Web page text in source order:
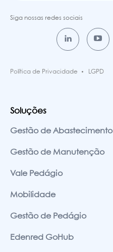
Siga nossas redes sociais
Política de Privacidade LGPD
Soluções
Gestão de Abastecimento
Gestão de Manutenção
Vale Pedágio
Mobilidade
Gestão de Pedágio
Edenred GoHub